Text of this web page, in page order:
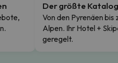
Der größte Katalog
Von den Pyrenäen bis
Alpen. Ihr Hotel +
geregelt.